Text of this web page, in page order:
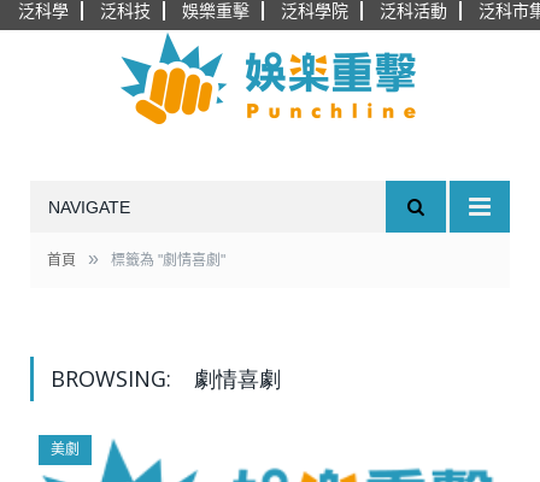
泛科學 泛科技 娛樂重擊 泛科學院 泛科活動 泛科市
NAVIGATE
首頁 » 標籤為 "劇情喜劇"
BROWSING: 劇情喜劇
美劇